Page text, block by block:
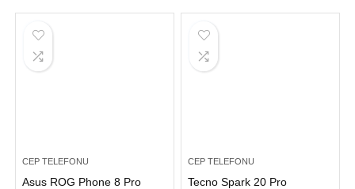
CEP TELEFONU
Asus ROG Phone 8 Pro
CEP TELEFONU
Tecno Spark 20 Pro